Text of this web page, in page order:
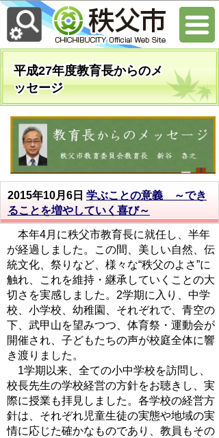
平成27年度教育長からのメ
ッセージ
2015年10月6日 学ぶことの意義 ～でき
ることを増やしていく喜び～
本年4月に秩父市教育長に就任し、半年
が経過しました。この間、美しい自然、伝
統文化、祭りなど、様々な“秩父のよさ”に
触れ、これを維持・継承していくことの大
切さを実感しました。2学期に入り、中学
校、小学校、幼稚園、それぞれで、青空の
下、武甲山を望みつつ、体育祭・運動会が
開催され、子どもたちの声が校庭全体に響
き渡りました。
1学期以来、全ての小中学校を訪問し、
校長先生の学校経営の方針をお聴きし、実
際に授業も拝見しました。各学校の経営方
針は、それぞれ児童生徒の実態や地域の実
情に応じた確かなものであり、教員もその